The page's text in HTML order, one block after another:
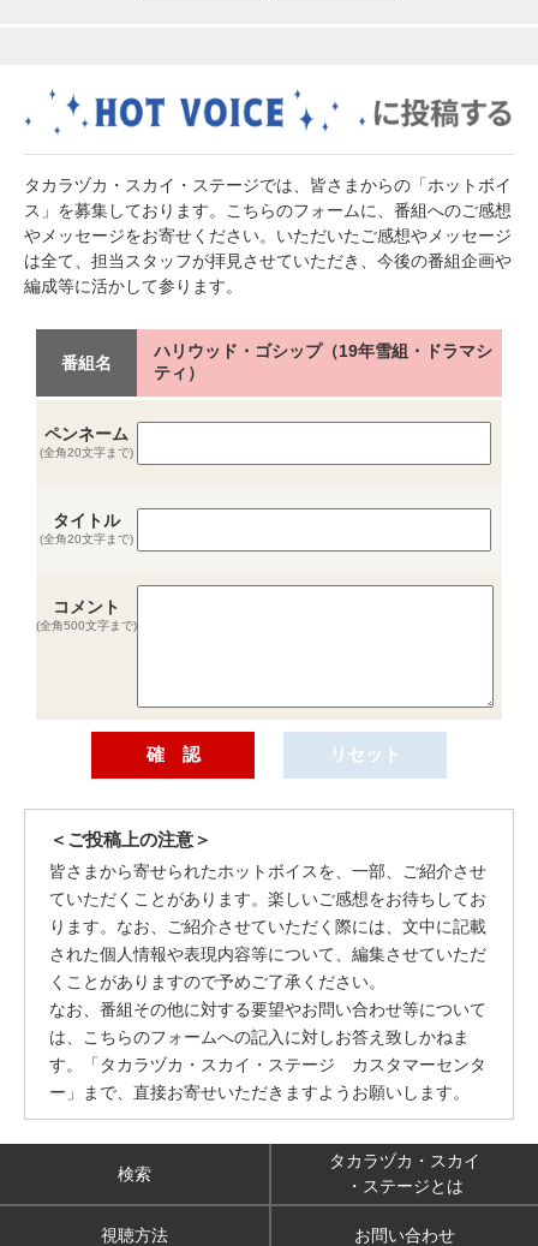
タカラヅカ・スカイ・ステージでは、皆さまからの「ホットボイ
ス」を募集しております。こちらのフォームに、番組へのご感想
やメッセージをお寄せください。いただいたご感想やメッセージ
は全て、担当スタッフが拝見させていただき、今後の番組企画や
編成等に活かして参ります。
番組名
ハリウッド・ゴシップ（19年雪組・ドラマシ
ティ）
ペンネーム
(全角20文字まで)
タイトル
(全角20文字まで)
コメント
(全角500文字まで)
＜ご投稿上の注意＞
皆さまから寄せられたホットボイスを、一部、ご紹介させ
ていただくことがあります。楽しいご感想をお待ちしてお
ります。なお、ご紹介させていただく際には、文中に記載
された個人情報や表現内容等について、編集させていただ
くことがありますので予めご了承ください。
なお、番組その他に対する要望やお問い合わせ等について
は、こちらのフォームへの記入に対しお答え致しかねま
す。「タカラヅカ・スカイ・ステージ カスタマーセンタ
ー」まで、直接お寄せいただきますようお願いします。
検索
タカラヅカ・スカイ
・ステージとは
視聴方法 お問い合わせ